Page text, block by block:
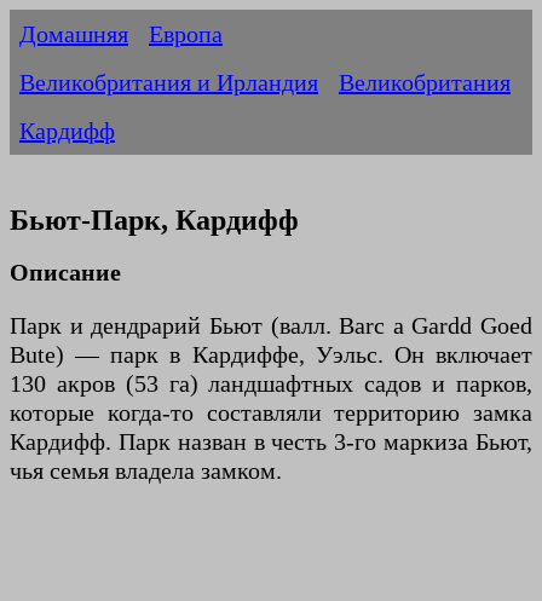
Домашняя
Европа
Великобритания и Ирландия
Великобритания
Кардифф
Бьют-Парк, Кардифф
Описание
Парк и дендрарий Бьют (валл. Barc a Gardd Goed
Bute) — парк в Кардиффе, Уэльс. Он включает
130 акров (53 га) ландшафтных садов и парков,
которые когда-то составляли территорию замка
Кардифф. Парк назван в честь 3-го маркиза Бьют,
чья семья владела замком.